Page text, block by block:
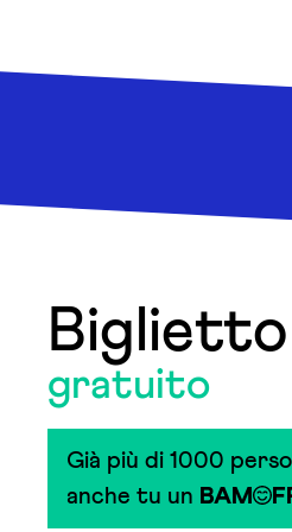
Biglietto
gratuito
Già più di 1000
anche tu un BAM